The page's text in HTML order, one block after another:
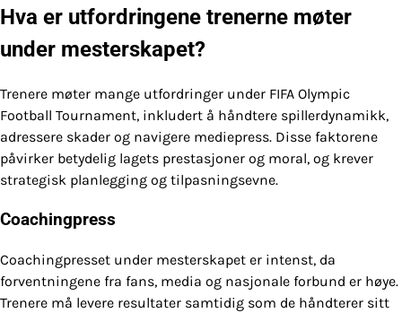
Hva er utfordringene trenerne møter
under mesterskapet?
Trenere møter mange utfordringer under FIFA Olympic
Football Tournament, inkludert å håndtere spillerdynamikk,
adressere skader og navigere mediepress. Disse faktorene
påvirker betydelig lagets prestasjoner og moral, og krever
strategisk planlegging og tilpasningsevne.
Coachingpress
Coachingpresset under mesterskapet er intenst, da
forventningene fra fans, media og nasjonale forbund er høye.
Trenere må levere resultater samtidig som de håndterer sitt